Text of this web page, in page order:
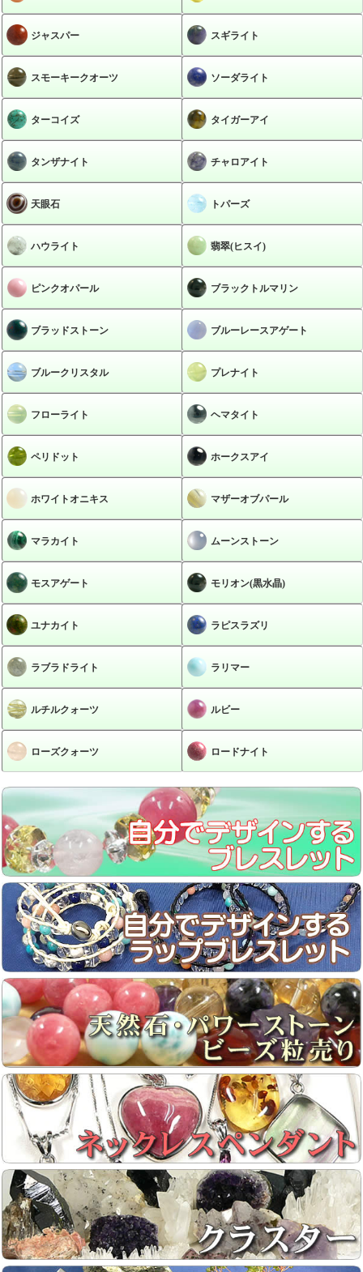
ジャスパー スギライト
スモーキークオーツ ソーダライト
ターコイズ タイガーアイ
タンザナイト チャロアイト
天眼石 トパーズ
ハウライト 翡翠(ヒスイ)
ピンクオパール ブラックトルマリン
ブラッドストーン ブルーレースアゲート
ブルークリスタル プレナイト
フローライト ヘマタイト
ペリドット ホークスアイ
ホワイトオニキス マザーオブパール
マラカイト ムーンストーン
モスアゲート モリオン(黒水晶)
ユナカイト ラピスラズリ
ラブラドライト ラリマー
ルチルクォーツ ルビー
ローズクォーツ ロードナイト